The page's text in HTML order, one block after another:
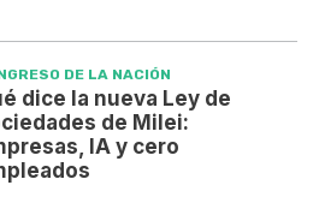
DE LA NACIÓN
dice la nueva Ley de
de Milei:
IA y cero